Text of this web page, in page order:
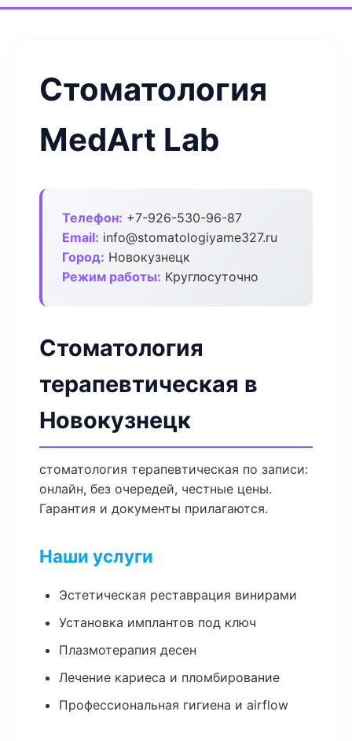
Стоматология
MedArt Lab
Телефон: +7-926-530-96-87
Email: info@stomatologiyame327.ru
Город: Новокузнецк
Режим работы: Круглосуточно
Стоматология
терапевтическая в
Новокузнецк
стоматология терапевтическая по записи:
онлайн, без очередей, честные цены.
Гарантия и документы прилагаются.
Наши услуги
Эстетическая реставрация винирами
Установка имплантов под ключ
Плазмотерапия десен
Лечение кариеса и пломбирование
Профессиональная гигиена и airflow